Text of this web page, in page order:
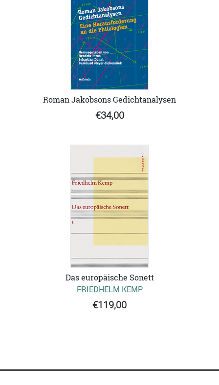
Roman Jakobsons Gedichtanalysen
€34,00
Das europäische Sonett
FRIEDHELM KEMP
€119,00